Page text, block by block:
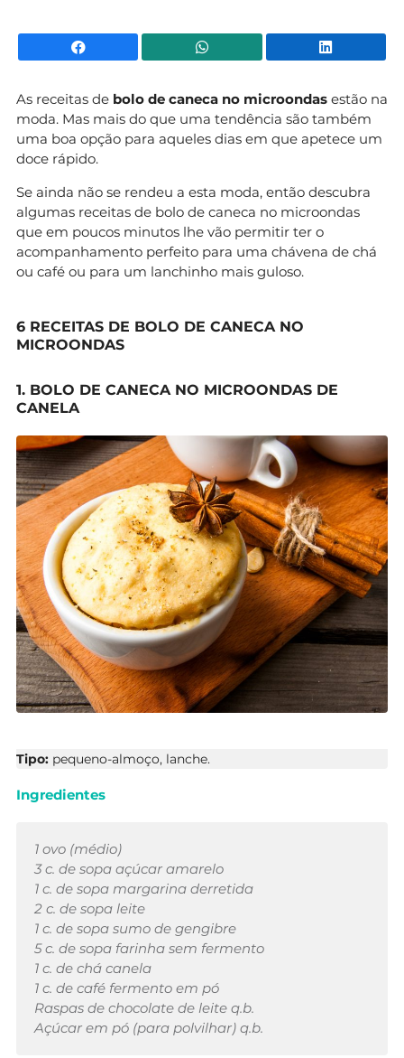
Facebook WhatsApp
As receitas de bolo de caneca no microondas estão na
moda. Mas mais do que uma tendência são também
uma boa opção para aqueles dias em que apetece um
doce rápido.
Se ainda não se rendeu a esta moda, então descubra
algumas receitas de bolo de caneca no microondas
que em poucos minutos lhe vão permitir ter o
acompanhamento perfeito para uma chávena de chá
ou café ou para um lanchinho mais guloso.
6 RECEITAS DE BOLO DE CANECA NO
MICROONDAS
1. BOLO DE CANECA NO MICROONDAS DE
CANELA
Tipo: pequeno-almoço, lanche.
Ingredientes
1 ovo (médio)
3 c. de sopa açúcar amarelo
1 c. de sopa margarina derretida
2 c. de sopa leite
1 c. de sopa sumo de gengibre
5 c. de sopa farinha sem fermento
1 c. de chá canela
1 c. de café fermento em pó
Raspas de chocolate de leite q.b.
Açúcar em pó (para polvilhar) q.b.